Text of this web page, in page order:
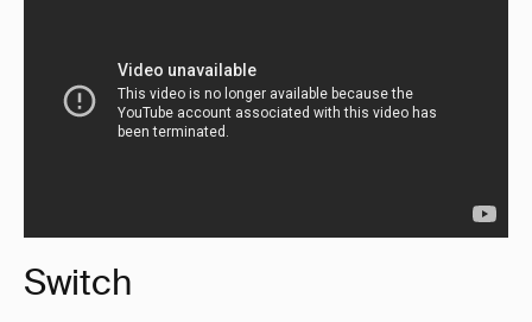
Switch